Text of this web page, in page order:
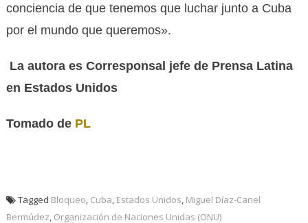
conciencia de que tenemos que luchar junto a Cuba
por el mundo que queremos».
La autora es Corresponsal jefe de Prensa Latina
en Estados Unidos
Tomado de PL
Tagged Bloqueo, Cuba, Estados Unidos, Miguel Díaz-Canel
Bermúdez, Organización de Naciones Unidas (ONU)